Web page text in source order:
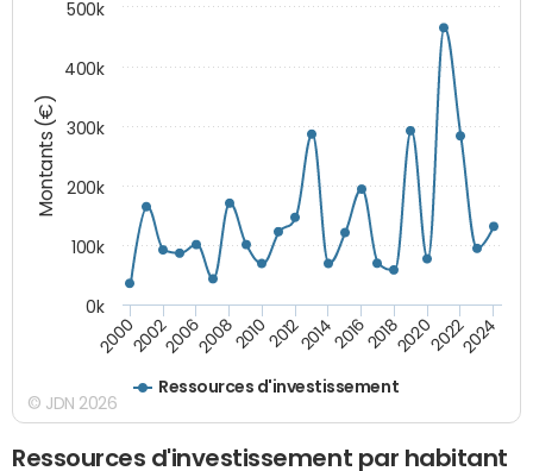
Montants (€)
Ressources d'investissement
200020022006200820102012201420162018202020222024
0k
100k
200k
300k
400k
500k
© JDN 2026
Ressources d'investissement par habitant